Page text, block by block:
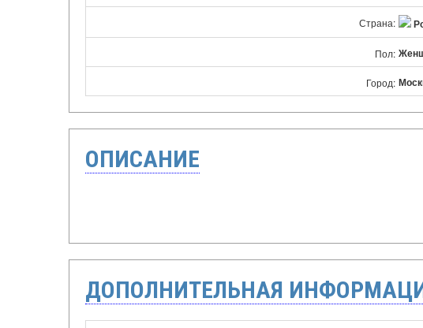
Страна:
Пол:
Город:
ОПИСАНИЕ
ДОПОЛНИТЕЛЬНАЯ